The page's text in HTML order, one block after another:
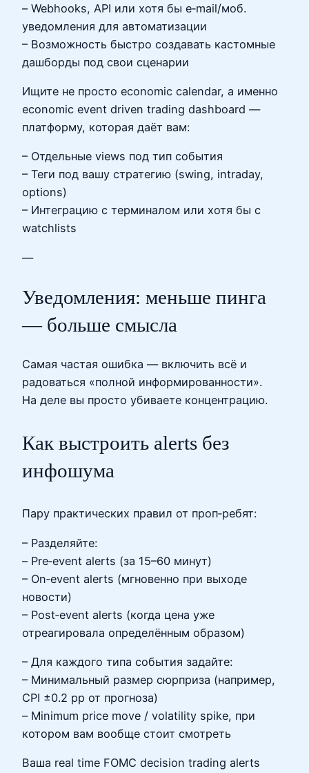
– Webhooks, API или хотя бы e‑mail/моб.
уведомления для автоматизации
– Возможность быстро создавать кастомные
дашборды под свои сценарии
Ищите не просто economic calendar, а именно
economic event driven trading dashboard —
платформу, которая даёт вам:
– Отдельные views под тип события
– Теги под вашу стратегию (swing, intraday,
options)
– Интеграцию с терминалом или хотя бы с
watchlists
—
Уведомления: меньше пинга
— больше смысла
Самая частая ошибка — включить всё и
радоваться «полной информированности».
На деле вы просто убиваете концентрацию.
Как выстроить alerts без
инфошума
Пару практических правил от проп‑ребят:
– Разделяйте:
– Pre‑event alerts (за 15–60 минут)
– On‑event alerts (мгновенно при выходе
новости)
– Post‑event alerts (когда цена уже
отреагировала определённым образом)
– Для каждого типа события задайте:
– Минимальный размер сюрприза (например,
CPI ±0.2 pp от прогноза)
– Minimum price move / volatility spike, при
котором вам вообще стоит смотреть
Ваша real time FOMC decision trading alerts